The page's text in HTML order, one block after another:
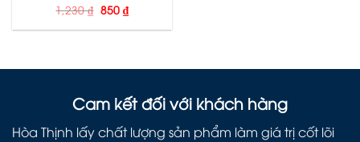
1,230₫ 850 ₫
Cam kết đối với khách hàng
Hòa Thịnh lấy chất lượng sản phẩm làm giá trị cốt lõi